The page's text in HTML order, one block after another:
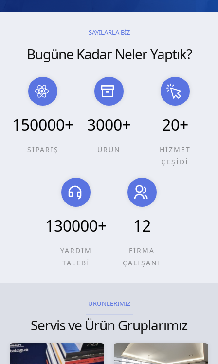
SAYILARLA BİZ
Bugüne Kadar Neler Yaptık?
150000+
SİPARİŞ
3000+
ÜRÜN
20+
HİZMET
ÇEŞİDİ
130000+
YARDIM
TALEBİ
12
FİRMA
ÇALIŞANI
ÜRÜNLERİMİZ
Servis ve Ürün Gruplarımız